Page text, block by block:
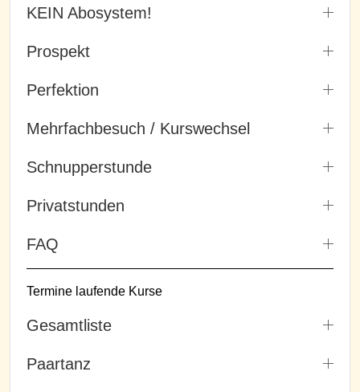
KEIN Abosystem!
Prospekt
Perfektion
Mehrfachbesuch / Kurswechsel
Schnupperstunde
Privatstunden
FAQ
Termine laufende Kurse
Gesamtliste
Paartanz